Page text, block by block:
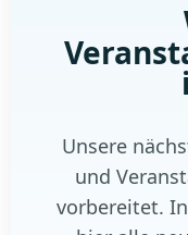
Unsere
und
vorbereitet.